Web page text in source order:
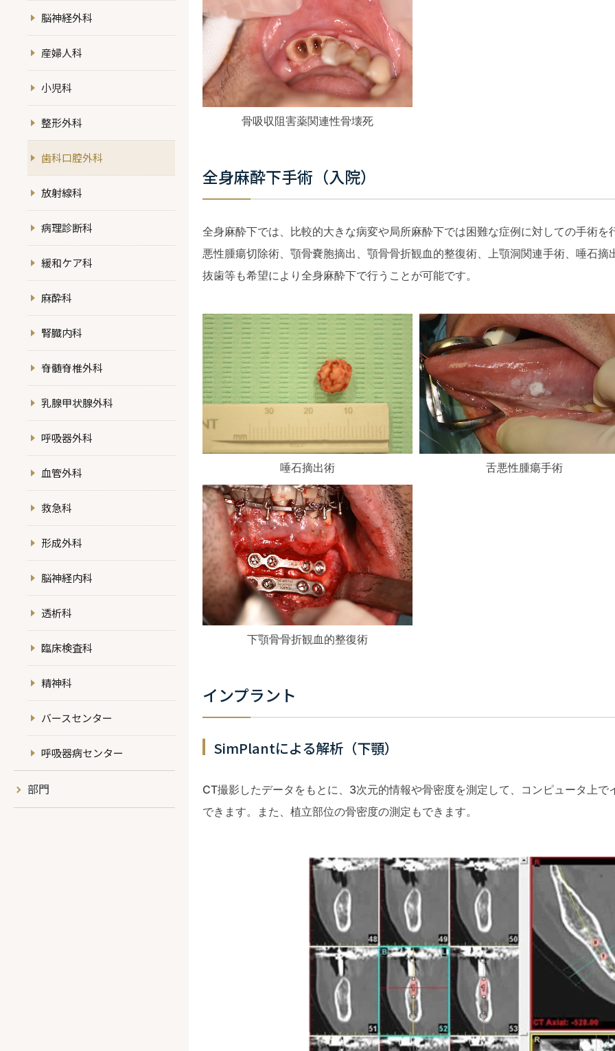
骨吸収阻害薬関連性骨壊死
全身麻酔下手術（入院）
全身麻酔下では、比較的大きな病変や局所麻酔下では困難な症例に対しての手術
悪性腫瘍切除術、顎骨嚢胞摘出、顎骨骨折観血的整復術、上顎洞関連手術、唾石
抜歯等も希望により全身麻酔下で行うことが可能です。
唾石摘出術 舌悪性腫瘍手術
下顎骨骨折観血的整復術
インプラント
SimPlantによる解析（下顎）
CT撮影したデータをもとに、3次元的情報や骨密度を測定して、コンピュータ上
できます。また、植立部位の骨密度の測定もできます。
脳神経外科
産婦人科
小児科
整形外科
歯科口腔外科
放射線科
病理診断科
緩和ケア科
麻酔科
腎臓内科
脊髄脊椎外科
乳腺甲状腺外科
呼吸器外科
血管外科
救急科
形成外科
脳神経内科
透析科
臨床検査科
精神科
バースセンター
呼吸器病センター
部門